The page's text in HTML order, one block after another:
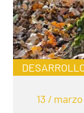
13 /